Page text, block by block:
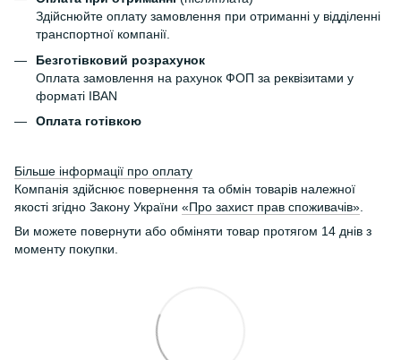
Здійснюйте оплату замовлення при отриманні у відділенні
транспортної компанії.
Безготівковий розрахунок
Оплата замовлення на рахунок ФОП за реквізитами у
форматі IBAN
Оплата готівкою
Більше інформації про оплату
Компанія здійснює повернення та обмін товарів належної
якості згідно Закону України «Про захист прав споживачів»
Ви можете повернути або обміняти товар протягом 14 днів з
моменту покупки.